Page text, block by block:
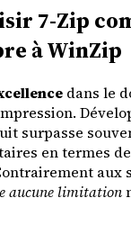
7-Zip
à WinZip
dans le
surpasse
en termes
aux
aucune limitation